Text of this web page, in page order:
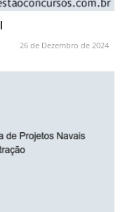
26 de Dezembro de 2024